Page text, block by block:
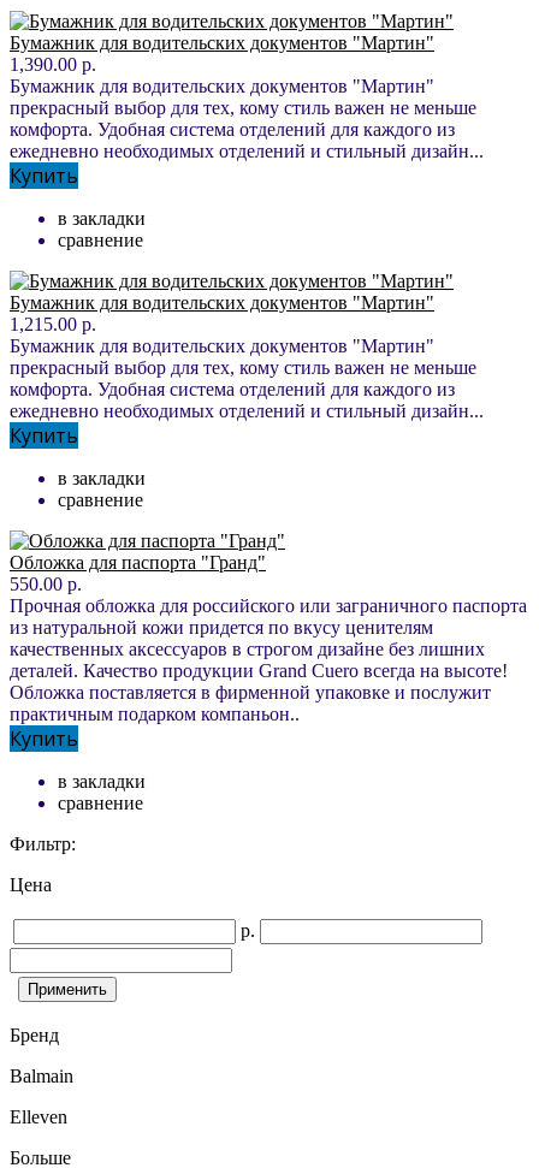
Бумажник для водительских документов "Мартин"
1,390.00 р.
Бумажник для водительских документов "Мартин"
прекрасный выбор для тех, кому стиль важен не меньше
комфорта. Удобная система отделений для каждого из
ежедневно необходимых отделений и стильный дизайн...
Купить
в закладки
сравнение
Бумажник для водительских документов "Мартин"
1,215.00 р.
Бумажник для водительских документов "Мартин"
прекрасный выбор для тех, кому стиль важен не меньше
комфорта. Удобная система отделений для каждого из
ежедневно необходимых отделений и стильный дизайн...
Купить
в закладки
сравнение
Обложка для паспорта "Гранд"
550.00 р.
Прочная обложка для российского или заграничного паспорта
из натуральной кожи придется по вкусу ценителям
качественных аксессуаров в строгом дизайне без лишних
деталей. Качество продукции Grand Cuero всегда на высоте!
Обложка поставляется в фирменной упаковке и послужит
практичным подарком компаньон..
Купить
в закладки
сравнение
Фильтр:
Цена
р.
Бренд
Balmain
Elleven
Больше